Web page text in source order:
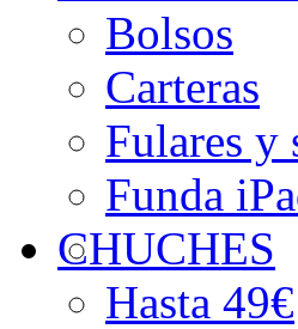
Bolsos
Carteras
Fulares y
Funda
CHUCHES
Hasta 49€